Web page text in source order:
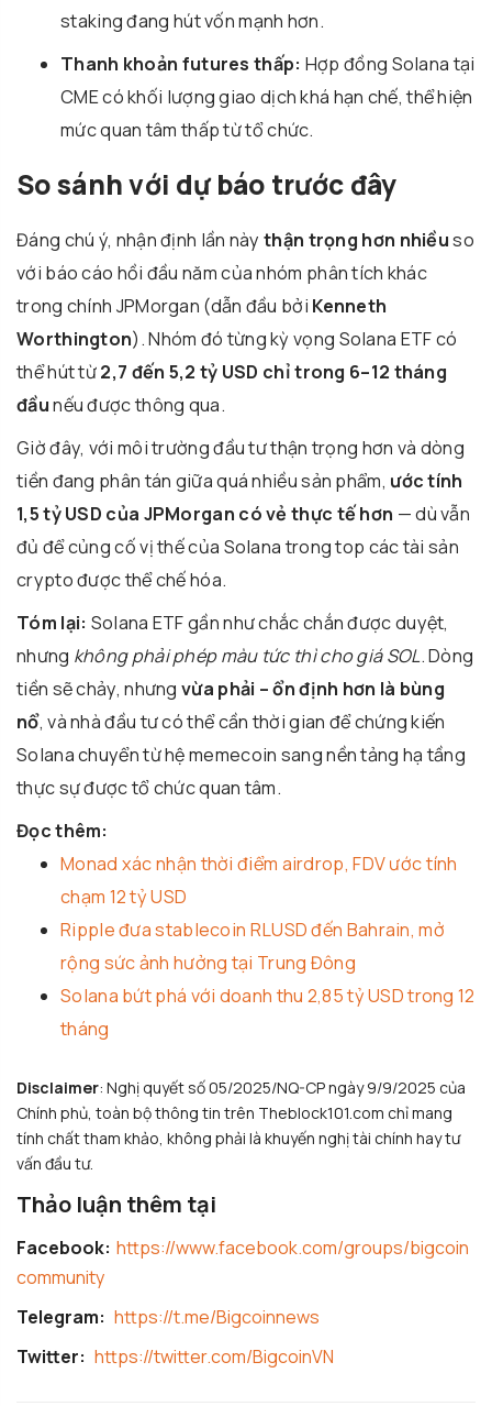
staking đang hút vốn mạnh hơn.
Thanh khoản futures thấp: Hợp đồng Solana tại
CME có khối lượng giao dịch khá hạn chế, thể hiện
mức quan tâm thấp từ tổ chức.
So sánh với dự báo trước đây
Đáng chú ý, nhận định lần nàythận trọng hơn nhiềuso
với báo cáo hồi đầu năm của nhóm phân tích khác
trong chính JPMorgan (dẫn đầu bởi Kenneth
Worthington). Nhóm đó từng kỳ vọng Solana ETF có
thể hút từ2,7 đến 5,2 tỷ USD chỉ trong 6–12 tháng
đầunếu được thông qua.
Giờ đây, với môi trường đầu tư thận trọng hơn và dòng
tiền đang phân tán giữa quá nhiều sản phẩm, ước tính
1,5 tỷ USD của JPMorgan có vẻ thực tế hơn — dù vẫn
đủ để củng cố vị thế của Solana trong top các tài sản
crypto được thể chế hóa.
Tóm lại: Solana ETF gần như chắc chắn được duyệt,
nhưng không phải phép màu tức thì cho giá SOL. Dòng
tiền sẽ chảy, nhưng vừa phải – ổn định hơn là bùng
nổ, và nhà đầu tư có thể cần thời gian để chứng kiến
Solana chuyển từ hệ memecoin sang nền tảng hạ tầng
thực sự được tổ chức quan tâm.
Đọc thêm:
Monad xác nhận thời điểm airdrop, FDV ước tính
chạm 12 tỷ USD
Ripple đưa stablecoin RLUSD đến Bahrain, mở
rộng sức ảnh hưởng tại Trung Đông
Solana bứt phá với doanh thu 2,85 tỷ USD trong 12
tháng
Disclaimer: Nghị quyết số 05/2025/NQ-CP ngày 9/9/2025 của
Chính phủ, toàn bộ thông tin trên Theblock101.com chỉ mang
tính chất tham khảo, không phải là khuyến nghị tài chính hay tư
vấn đầu tư.
Thảo luận thêm tại
Facebook: https://www.facebook.com/groups/bigcoin
community
Telegram: https://t.me/Bigcoinnews
Twitter: https://twitter.com/BigcoinVN